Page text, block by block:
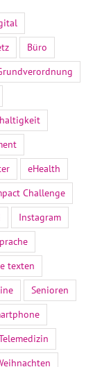
Büro
eHealth
Challenge
Instagram
texten
Senioren